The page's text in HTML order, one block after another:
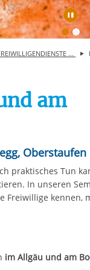
auf notwendige
Website-
unabhängig von
...
am
Oberstaufen
praktisches Tun
In unseren
Freiwillige kennen,
im Allgäu und am